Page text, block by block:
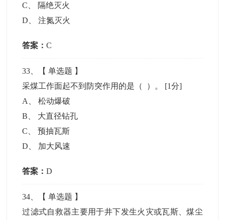
C
隔绝灭火
D 、注氮灭火
答案：C
33 、【单选题 】
采煤工作面起不到防突作用的是（ ）。 [1分]
A
、松动爆破
B
大直径钻孔
C 、预抽瓦斯
D
加大风速
答案：D
34 、【单选题 】
过滤式自救器主要用于井下发生火灾或瓦斯、煤尘